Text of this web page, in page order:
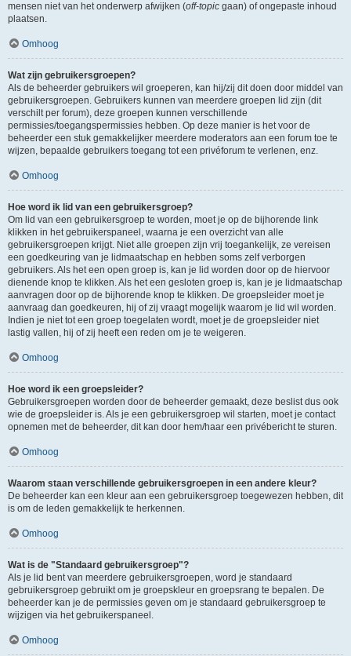
mensen niet van het onderwerp afwijken (off-topic gaan) of ongepaste inhoud
plaatsen.
Omhoog
Wat zijn gebruikersgroepen?
Als de beheerder gebruikers wil groeperen, kan hij/zij dit doen door middel van
gebruikersgroepen. Gebruikers kunnen van meerdere groepen lid zijn (dit
verschilt per forum), deze groepen kunnen verschillende
permissies/toegangspermissies hebben. Op deze manier is het voor de
beheerder een stuk gemakkelijker meerdere moderators aan een forum toe te
wijzen, bepaalde gebruikers toegang tot een privéforum te verlenen, enz.
Omhoog
Hoe word ik lid van een gebruikersgroep?
Om lid van een gebruikersgroep te worden, moet je op de bijhorende link
klikken in het gebruikerspaneel, waarna je een overzicht van alle
gebruikersgroepen krijgt. Niet alle groepen zijn vrij toegankelijk, ze vereisen
een goedkeuring van je lidmaatschap en hebben soms zelf verborgen
gebruikers. Als het een open groep is, kan je lid worden door op de hiervoor
dienende knop te klikken. Als het een gesloten groep is, kan je je lidmaatschap
aanvragen door op de bijhorende knop te klikken. De groepsleider moet je
aanvraag dan goedkeuren, hij of zij vraagt mogelijk waarom je lid wil worden.
Indien je niet tot een groep toegelaten wordt, moet je de groepsleider niet
lastig vallen, hij of zij heeft een reden om je te weigeren.
Omhoog
Hoe word ik een groepsleider?
Gebruikersgroepen worden door de beheerder gemaakt, deze beslist dus ook
wie de groepsleider is. Als je een gebruikersgroep wil starten, moet je contact
opnemen met de beheerder, dit kan door hem/haar een privébericht te sturen.
Omhoog
Waarom staan verschillende gebruikersgroepen in een andere kleur?
De beheerder kan een kleur aan een gebruikersgroep toegewezen hebben, dit
is om de leden gemakkelijk te herkennen.
Omhoog
Wat is de "Standaard gebruikersgroep"?
Als je lid bent van meerdere gebruikersgroepen, word je standaard
gebruikersgroep gebruikt om je groepskleur en groepsrang te bepalen. De
beheerder kan je de permissies geven om je standaard gebruikersgroep te
wijzigen via het gebruikerspaneel.
Omhoog